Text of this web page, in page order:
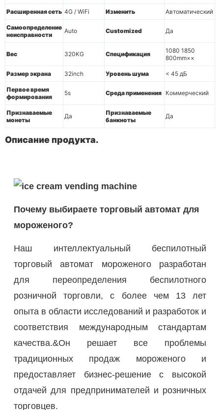
Расширенная сеть 4G / WiFi Изменить Автоматический
Самоопределение
неисправности
Auto Customized Да
Вес 320KG Спецификация
1080 1850
800mm××
Размер экрана 32inch Уровень шума < 45 дБ
Первое время
формирования
5s Среда применения Коммерческий
Признаваемые
монеты
Да
Признаваемые
банкноты
Да
Описание продукта.
Почему выбираете торговый автомат для
мороженого?
Наш интеллектуальный беспилотный
торговый автомат мороженого разработан
для переопределения беспилотного
розничной торговли, с более чем 13 лет
опыта в области исследований и разработок и
соответствия международным стандартам
качества.&Он решает все проблемы
традиционных продаж мороженого и
предоставляет бизнес-решение с высокой
отдачей для предпринимателей и розничных
торговцев.